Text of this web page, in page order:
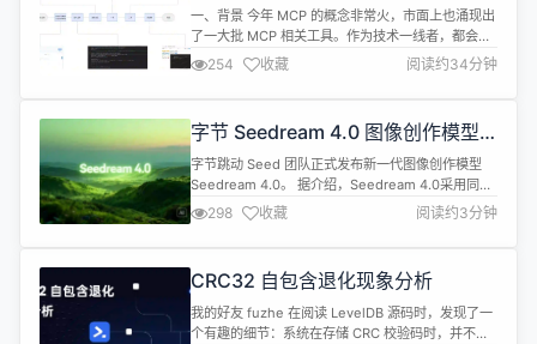
行策略层面，提...
一、背景 今年 MCP 的概念非常火，市面上也涌现出
了一大批 MCP 相关工具。作为技术一线者，都会按
捺不住地去实操一下，很早的时候就有个设想，如果
把我们的测试工具都改造为符合 MCP 服务协议标
准，然后全部接入 AI Agent，打造一个集万千工具
美的设想。很多宏伟或者天马行空的想法想要真正的
落地，必然需要不断...
254 收藏 阅读约34分钟
字节 Seedream 4.0 图像创作模型
正式发布
字节跳动 Seed 团队正式发布新一代图像创作模型
Seedream 4.0。 据介绍，Seedream 4.0采用同一
套构架实现文生图与通用编辑能力，融合常识和推理
能力，相比前代模型 Seedream 3.0 和 SeedEdit
3.0，在多模态效果、速度和可用性上均实现显著突
Seedre...
298 收藏 阅读约3分钟
CRC32 自包含退化现象分析
我的好友 fuzhe 在阅读 LevelDB 源码时，发现了一
个有趣的细节：系统在存储 CRC 校验码时，并不直